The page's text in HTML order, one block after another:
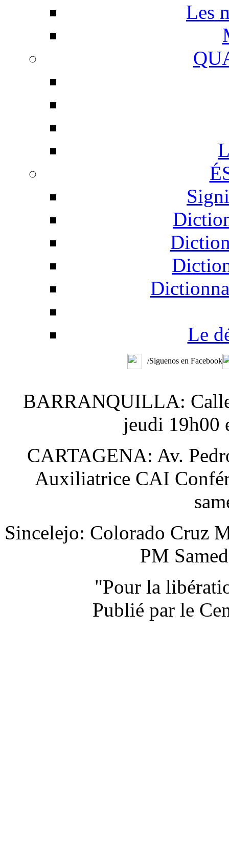
Les
Le
/Siguenos en Facebook
BARRANQUILLA:
jeudi 19h00
CARTAGENA: Av.
Auxiliatrice CAI
Sincelejo: Colorado Cruz
PM
"Pour la
Publié par le